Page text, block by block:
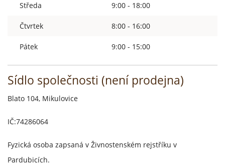
Středa 9:00 - 18:00
Čtvrtek 8:00 - 16:00
Pátek 9:00 - 15:00
Sídlo společnosti (není prodejna)
Blato 104, Mikulovice
IČ:74286064
Fyzická osoba zapsaná v Živnostenském rejstříku v
Pardubicích.